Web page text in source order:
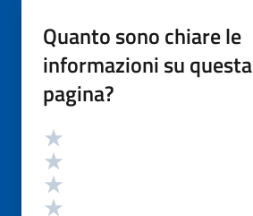
Quanto sono chiare le
informazioni su questa
pagina?
Valutazione